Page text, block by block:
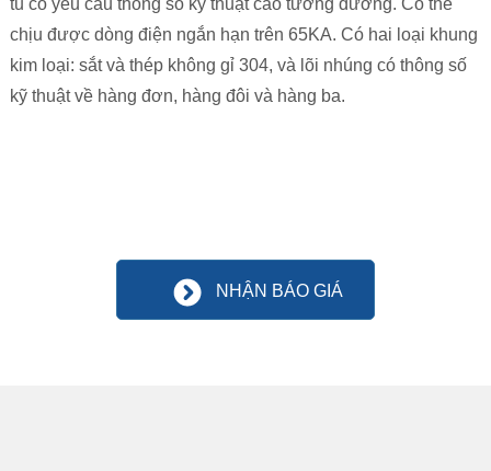
tủ có yêu cầu thông số kỹ thuật cao tương đương. Có thể
chịu được dòng điện ngắn hạn trên 65KA. Có hai loại khung
kim loại: sắt và thép không gỉ 304, và lõi nhúng có thông số
kỹ thuật về hàng đơn, hàng đôi và hàng ba.
NHẬN BÁO GIÁ